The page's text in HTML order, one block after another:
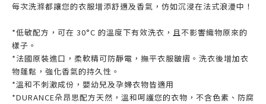
每次洗滌都讓您的衣服增添舒適及香氣，仿如沉浸在法式浪漫中！
*低敏配方，可在 30°C 的溫度下有效洗衣，且不影響織物原來的
樣子。
*法國原裝進口，柔軟精可防靜電，撫平衣服皺摺。洗衣後增加衣
物蓬鬆，強化香氣的持久性。
*溫和不刺激成份，嬰幼兒及孕婦衣物皆適用
*DURANCE朵昂思配方天然，溫和呵護您的衣物，不含色素、防腐